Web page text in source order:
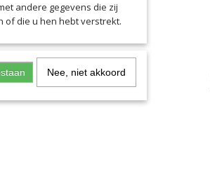
andere gegevens die zij
of die u hen hebt verstrekt.
Nee, niet akkoord